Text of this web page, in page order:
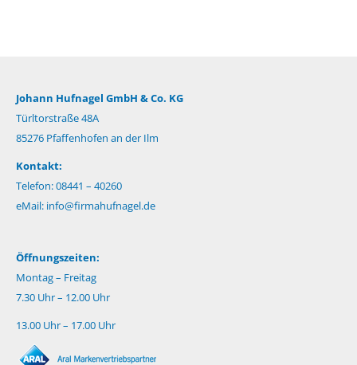
Johann Hufnagel GmbH & Co. KG
Türltorstraße 48A
85276 Pfaffenhofen an der Ilm
Kontakt:
Telefon: 08441 – 40260
eMail: info@firmahufnagel.de
Öffnungszeiten:
Montag – Freitag
7.30 Uhr – 12.00 Uhr
13.00 Uhr – 17.00 Uhr